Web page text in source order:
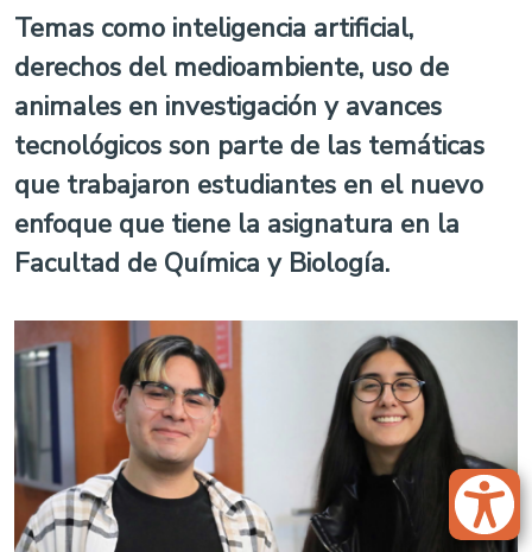
Temas como inteligencia artificial,
derechos del medioambiente, uso de
animales en investigación y avances
tecnológicos son parte de las temáticas
que trabajaron estudiantes en el nuevo
enfoque que tiene la asignatura en la
Facultad de Química y Biología.